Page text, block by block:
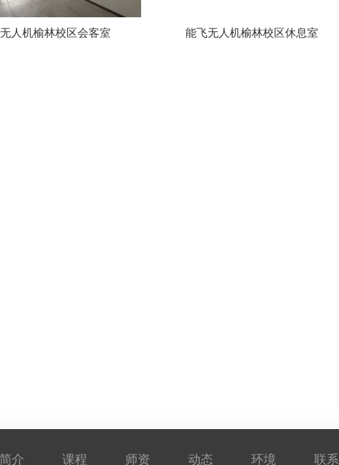
人机榆林校区会客室 能飞无人机榆林校区休息室
介 课程 师资 动态 环境 联系